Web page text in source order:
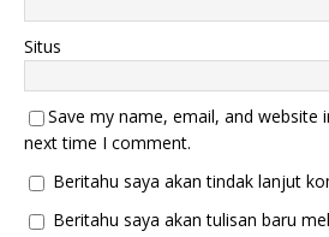
Situs
Save my name, email, and website
next time I comment.
Beritahu saya akan tindak lanjut
Beritahu saya akan tulisan baru